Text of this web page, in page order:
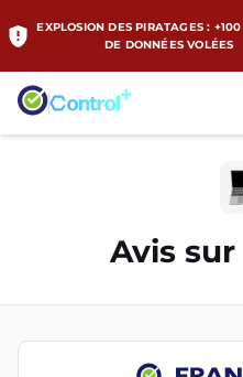
EXPLOSION DES PIRATAGES :
DE DONNÉES VOLÉES
Avis sur